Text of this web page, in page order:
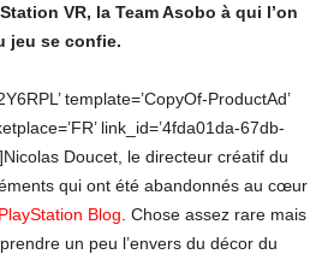
VR, la Team Asobo à qui l’on
jeu se confie.
template=’CopyOf-ProductAd’
link_id=’4fda01da-67db-
Doucet, le directeur créatif du
qui ont été abandonnés au cœur
Blog . Chose assez rare mais
un peu l’envers du décor du